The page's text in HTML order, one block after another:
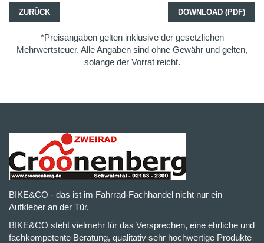
ZURÜCK DOWNLOAD (PDF)
*Preisangaben gelten inklusive der gesetzlichen
Mehrwertsteuer. Alle Angaben sind ohne Gewähr und gelten,
solange der Vorrat reicht.
BIKE&CO - das ist im Fahrrad-Fachhandel nicht nur ein
Aufkleber an der Tür.
BIKE&CO steht vielmehr für das Versprechen, eine ehrliche und
fachkompetente Beratung, qualitativ sehr hochwertige Produkte